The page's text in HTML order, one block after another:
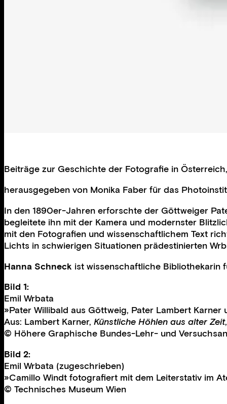
Beiträge zur Geschichte der Fotografie in
herausgegeben von Monika Faber für das
In den 1890er-Jahren erforschte der Göttweiger
begleitete ihn mit der Kamera und modernster
mit den Fotografien und wissenschaftlichem Text
Lichts in schwierigen Situationen prädestinierten
Hanna Schneck ist wissenschaftliche Bibliothekarin
Bild 1:
Emil Wrbata
»Pater Willibald aus Göttweig, Pater Lambert Karner
Aus: Lambert Karner, Künstliche Höhlen aus alter Zeit
© Höhere Graphische Bundes-Lehr- und
Bild 2:
Emil Wrbata (zugeschrieben)
»Camillo Windt fotografiert mit dem Leiterstativ im
© Technisches Museum Wien